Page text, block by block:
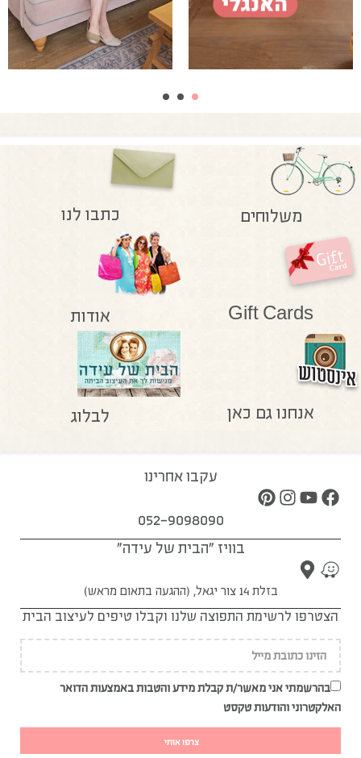
משלוחים כתבו לנו
Gift Cards אודות
אנחנו גם כאן לבלוג
עקבו אחרינו
052-9098090
בוויז "הבית של עידה"
בזלת 14 צור יגאל, (ההגעה בתאום מראש)
הצטרפו לרשימת התפוצה שלנו וקבלו טיפים לעיצוב הבית
בהרשמתי אני מאשר/ת קבלת מידע והטבות באמצעות הדואר
האלקטרוני והודעות טקסט
צרפו אותי